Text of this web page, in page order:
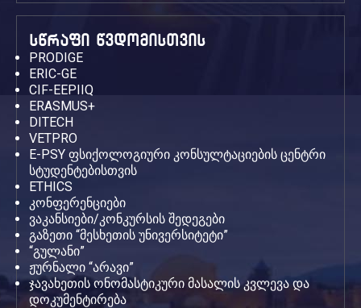
სწრაფი წვდომისთვის
PRODIGE
ERIC-GE
CIF-EEPIIQ
ERASMUS+
DITECH
VETPRO
E-PSY ფსიქოლოგიური კონსულტაციების ცენტრი
სტუდენტებისთვის
ETHICS
კონფერენციები
ვაკანსიები/კონკურსის შედეგები
გაზეთი “მესხეთის უნივერსიტეტი”
“გულანი”
ჟურნალი “არავი”
ჯავახეთის ონომასტიკური მასალის კვლევა და
დოკუმენტირება